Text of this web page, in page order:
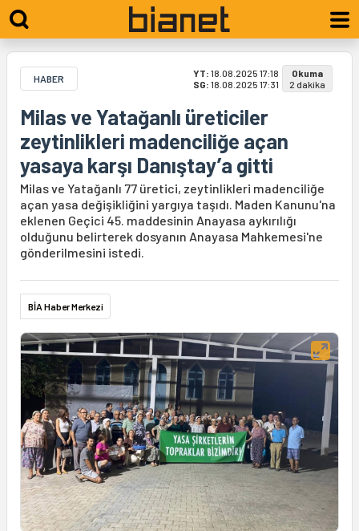
HABER YT: 18.08.2025 17:18
SG: 18.08.2025 17:31
Okuma
2 dakika
Milas ve Yatağanlı üreticiler
zeytinlikleri madenciliğe açan
yasaya karşı Danıştay’a gitti
Milas ve Yatağanlı 77 üretici, zeytinlikleri madenciliğe
açan yasa değişikliğini yargıya taşıdı. Maden Kanunu'na
eklenen Geçici 45. maddesinin Anayasa aykırılığı
olduğunu belirterek dosyanın Anayasa Mahkemesi'ne
gönderilmesini istedi.
BİA Haber Merkezi